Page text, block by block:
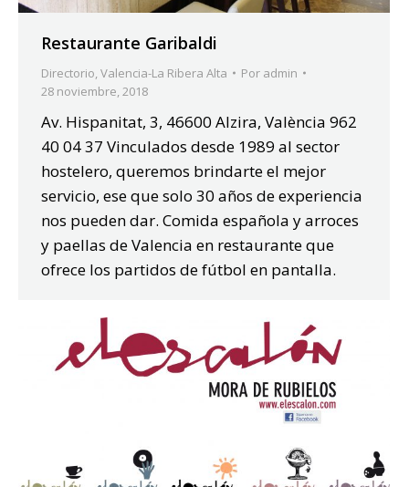
Restaurante Garibaldi
Directorio Valencia-La Ribera Alta Por admin
28 noviembre, 2018
Av. Hispanitat, 3, 46600 Alzira, València 962
40 04 37 Vinculados desde 1989 al sector
hostelero, queremos brindarte el mejor
servicio, ese que solo 30 años de experiencia
nos pueden dar. Comida española y arroces
y paellas de Valencia en restaurante que
ofrece los partidos de fútbol en pantalla.